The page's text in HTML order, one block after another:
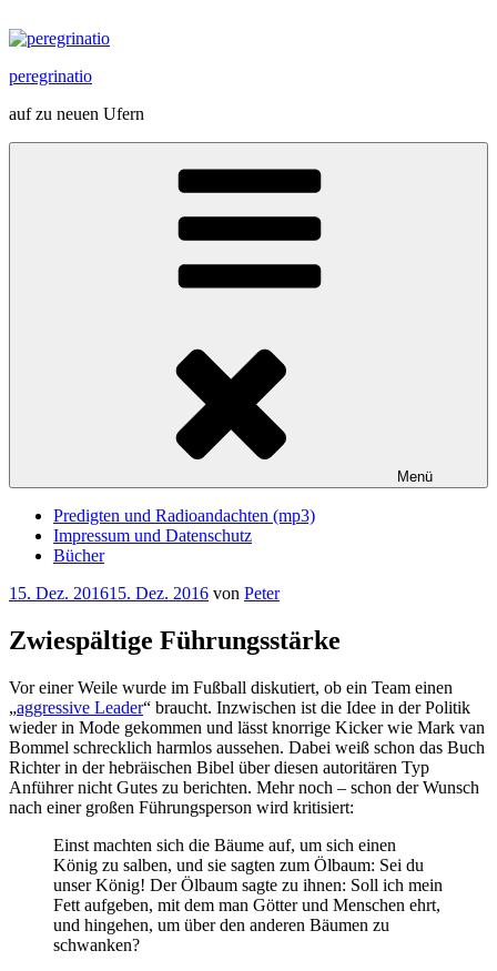
Inhalt
peregrinatio
auf zu neuen Ufern
Menü
Predigten und Radioandachten (mp3)
Impressum und Datenschutz
Bücher
Veröffentlicht
15. Dez. 201615. Dez. 2016 von Peter
Zwiespältige Führungsstärke
Vor einer Weile wurde im Fußball diskutiert, ob ein Team einen
„aggressive Leader“ braucht. Inzwischen ist die Idee in der Politik
wieder in Mode gekommen und lässt knorrige Kicker wie Mark van
Bommel schrecklich harmlos aussehen. Dabei weiß schon das Buch
Richter in der hebräischen Bibel über diesen autoritären Typ
Anführer nicht Gutes zu berichten. Mehr noch – schon der Wunsch
nach einer großen Führungsperson wird kritisiert:
Einst machten sich die Bäume auf, um sich einen
König zu salben, und sie sagten zum Ölbaum: Sei du
unser König! Der Ölbaum sagte zu ihnen: Soll ich mein
Fett aufgeben, mit dem man Götter und Menschen ehrt,
und hingehen, um über den anderen Bäumen zu
schwanken?